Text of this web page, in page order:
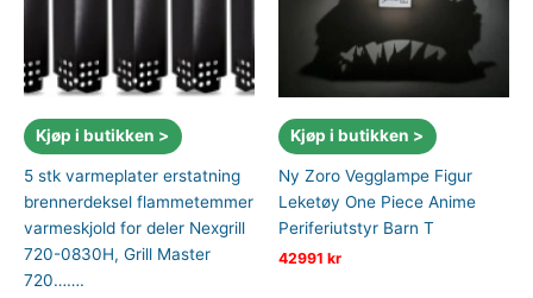
Kjøp i butikken >
5 stk varmeplater erstatning
brennerdeksel flammetemmer
varmeskjold for deler Nexgrill
720-0830H, Grill Master
720…….
Kjøp i butikken >
Ny Zoro Vegglampe Figur
Leketøy One Piece Anime
Periferiutstyr Barn T
42991 kr